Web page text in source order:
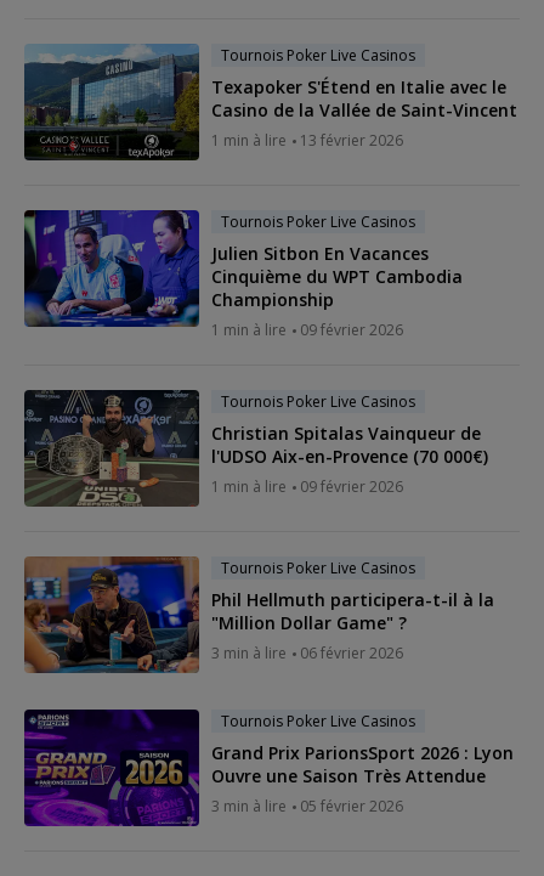
Tournois Poker Live Casinos
Texapoker S'Étend en Italie avec le
Casino de la Vallée de Saint-Vincent
1 min à lire 13 février 2026
Tournois Poker Live Casinos
Julien Sitbon En Vacances
Cinquième du WPT Cambodia
Championship
1 min à lire 09 février 2026
Tournois Poker Live Casinos
Christian Spitalas Vainqueur de
l'UDSO Aix-en-Provence (70 000€)
1 min à lire 09 février 2026
Tournois Poker Live Casinos
Phil Hellmuth participera-t-il à la
"Million Dollar Game" ?
3 min à lire 06 février 2026
Tournois Poker Live Casinos
Grand Prix ParionsSport 2026 : Lyon
Ouvre une Saison Très Attendue
3 min à lire 05 février 2026